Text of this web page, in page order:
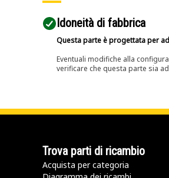
Idoneità di fabbrica
Questa parte è progettata per
Eventuali modifiche alla
verificare che questa parte sia
Trova parti di ricambio
Acquista per categoria